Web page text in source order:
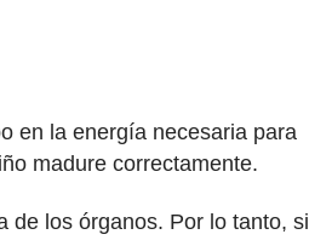
en la energía necesaria para
madure correctamente.
de los órganos. Por lo tanto, si